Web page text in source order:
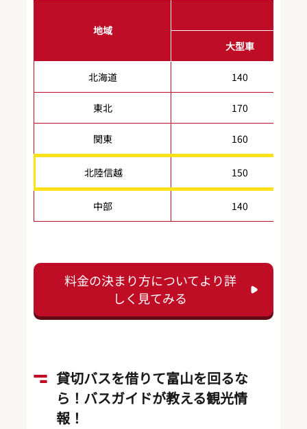
地域
大型車
北海道 140
東北 170
関東 160
北陸信越 150
中部 140
料金の決まり方についてより詳
しく見てみる
貸切バスを借りて富山を回るな
ら！バスガイドが教える観光情
報！